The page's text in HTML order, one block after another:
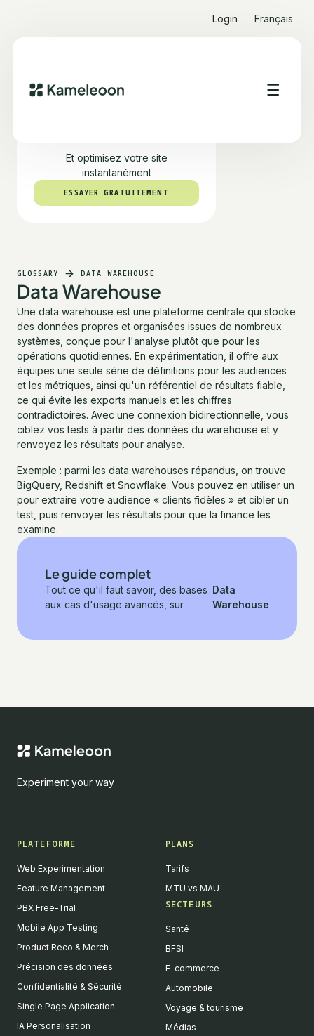
Login Français
Et optimisez votre site
instantanément
ESSAYER GRATUITEMENT
ESSAYER GRATUITEMENT
GLOSSARY DATA WAREHOUSE
Data Warehouse
Une data warehouse est une plateforme centrale qui stocke
des données propres et organisées issues de nombreux
systèmes, conçue pour l'analyse plutôt que pour les
opérations quotidiennes. En expérimentation, il offre aux
équipes une seule série de définitions pour les audiences
et les métriques, ainsi qu'un référentiel de résultats fiable,
ce qui évite les exports manuels et les chiffres
contradictoires. Avec une connexion bidirectionnelle, vous
ciblez vos tests à partir des données du warehouse et y
renvoyez les résultats pour analyse.
Exemple : parmi les data warehouses répandus, on trouve
BigQuery, Redshift et Snowflake. Vous pouvez en utiliser un
pour extraire votre audience « clients fidèles » et cibler un
test, puis renvoyer les résultats pour que la finance les
examine.
Le guide complet
Tout ce qu'il faut savoir, des bases
aux cas d'usage avancés, sur
Data
Warehouse
Experiment your way
PLATEFORME
Web Experimentation
Feature Management
PBX Free-Trial
Mobile App Testing
Product Reco & Merch
Précision des données
Confidentialité & Sécurité
Single Page Application
IA Personalisation
PLANS
Tarifs
MTU vs MAU
SECTEURS
Santé
BFSI
E-commerce
Automobile
Voyage & tourisme
Médias